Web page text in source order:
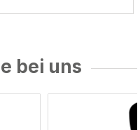
bei uns